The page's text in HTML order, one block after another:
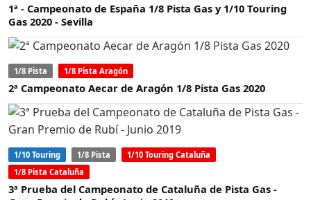
1ª - Campeonato de España 1/8 Pista Gas y 1/10 Touring
Gas 2020 - Sevilla
1/8 Pista 1/8 Pista Aragón
2ª Campeonato Aecar de Aragón 1/8 Pista Gas 2020
1/10 Touring 1/8 Pista
1/10 Touring Cataluña
1/8 Pista Cataluña
3ª Prueba del Campeonato de Cataluña de Pista Gas -